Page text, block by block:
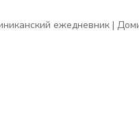
ежедневник |